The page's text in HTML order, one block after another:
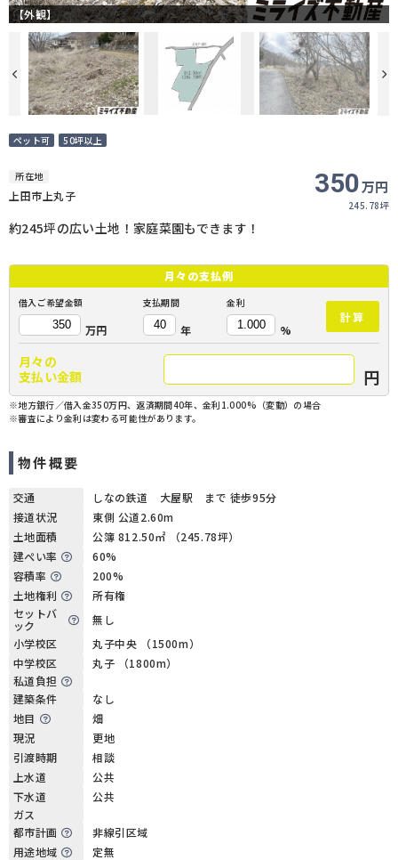
【外観】
ペット可 50坪以上
所在地
上田市上丸子 350万円
245.78坪
約245坪の広い土地！家庭菜園もできます！
月々の支払例
借入ご希望金額
万円
支払期間
年
金利
%
計算
月々の
支払い金額
円
※地方銀行／借入金350万円、返済期間40年、金利1.000%（変動）の場合
※審査により金利は変わる可能性があります。
物件概要
交通
しなの鉄道 大屋駅 まで 徒歩95分
接道状況
東側 公道2.60m
土地面積
公簿 812.50㎡ （245.78坪）
建ぺい率
60%
容積率
200%
土地権利
所有権
セットバ
ック
無し
小学校区
丸子中央 （1500m）
中学校区
丸子 （1800m）
私道負担
建築条件
なし
地目
畑
現況
更地
引渡時期
相談
上水道
公共
下水道
公共
ガス
都市計画
非線引区域
用途地域
定無